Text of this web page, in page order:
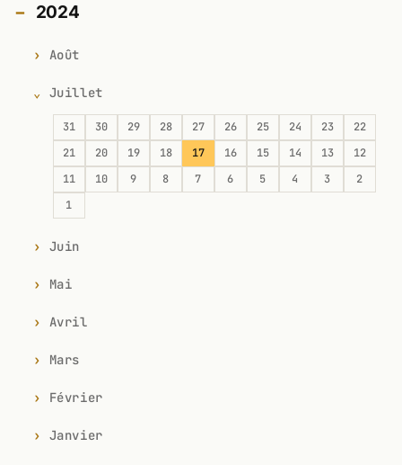
2024
Août
Juillet
31 30 29 28 27 26 25 24 23
22
21
20 19 18 17 16 15 14 13
12
11
10 9 8 7 6 5 4 3
2
1
Juin
Mai
Avril
Mars
Février
Janvier